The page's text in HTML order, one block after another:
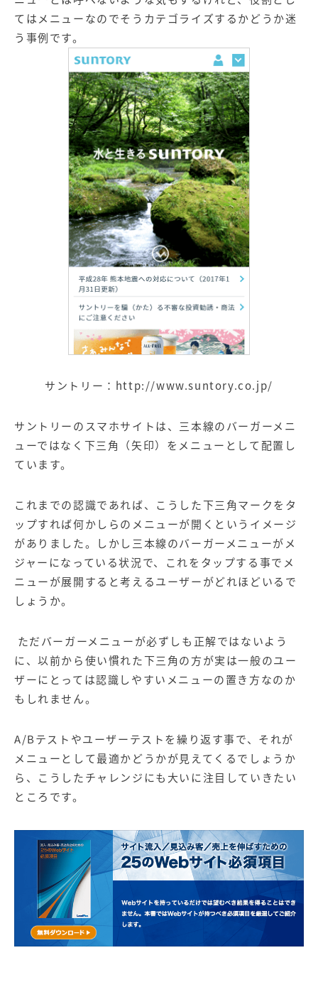
てはメニューなのでそうカテゴライズするかどうか迷
う事例です。
サントリー： http://www.suntory.co.jp/
サントリーのスマホサイトは、三本線のバーガーメニ
ューではなく下三角（矢印）をメニューとして配置し
ています。
これまでの認識であれば、こうした下三角マークをタ
ップすれば何かしらのメニューが開くというイメージ
がありました。しかし三本線のバーガーメニューがメ
ジャーになっている状況で、これをタップする事でメ
ニューが展開すると考えるユーザーがどれほどいるで
しょうか。
ただバーガーメニューが必ずしも正解ではないよう
に、以前から使い慣れた下三角の方が実は一般のユー
ザーにとっては認識しやすいメニューの置き方なのか
もしれません。
A/Bテストやユーザーテストを繰り返す事で、それが
メニューとして最適かどうかが見えてくるでしょうか
ら、こうしたチャレンジにも大いに注目していきたい
ところです。